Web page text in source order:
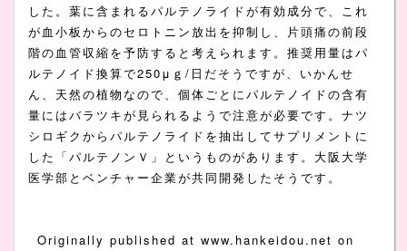
した。葉に含まれるパルテノライドが有効成分で、これ
が血小板からのセロトニン放出を抑制し、片頭痛の前段
階の血管収縮を予防すると考えられます。推奨用量はパ
ルテノイド換算で250μｇ/日だそうですが、いかんせ
ん、天然の植物なので、個体ごとにパルテノイドの含有
量にはバラツキが見られるようで注意が必要です。ナツ
シロギクからパルテノライドを抽出してサプリメントに
した「パルテノンＶ」というものがあります。大阪大学
医学部とベンチャー企業が共同開発したそうです。
Originally published at www.hankeidou.net on